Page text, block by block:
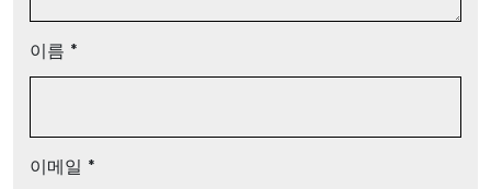
이름 *
이메일 *